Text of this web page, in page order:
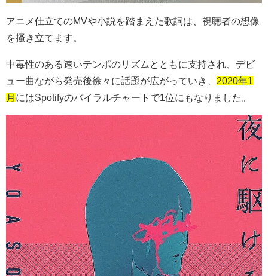
アニメ仕立てのMVや小説を踏まえた歌詞は、視聴者の想像
を掻き立てます。
中毒性のある速いテンポのリズムとともに支持され、デビ
ュー曲ながら発売後徐々に話題が広がっていき、 2020年1
月 にはSpotifyのバイラルチャートで1 位にもなりました。